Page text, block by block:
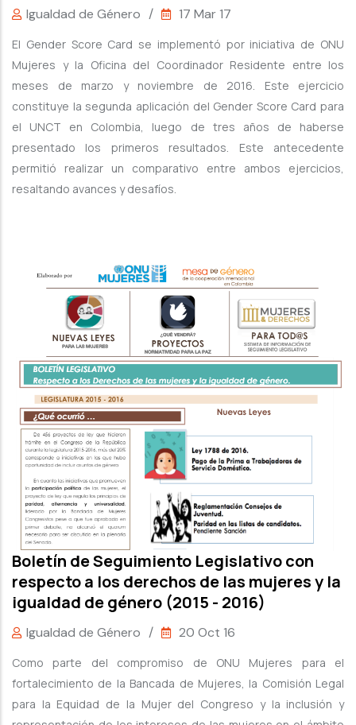
Igualdad de Género / 17 Mar 17
El Gender Score Card se implementó por iniciativa de ONU
Mujeres y la Oficina del Coordinador Residente entre los
meses de marzo y noviembre de 2016. Este ejercicio
constituye la segunda aplicación del Gender Score Card para
el UNCT en Colombia, luego de tres años de haberse
presentado los primeros resultados. Este antecedente
permitió realizar un comparativo entre ambos ejercicios,
resaltando avances y desafíos.
Boletín de Seguimiento Legislativo con
respecto a los derechos de las mujeres y la
igualdad de género (2015 - 2016)
Igualdad de Género / 20 Oct 16
Como parte del compromiso de ONU Mujeres para el
fortalecimiento de la Bancada de Mujeres, la Comisión Legal
para la Equidad de la Mujer del Congreso y la inclusión y